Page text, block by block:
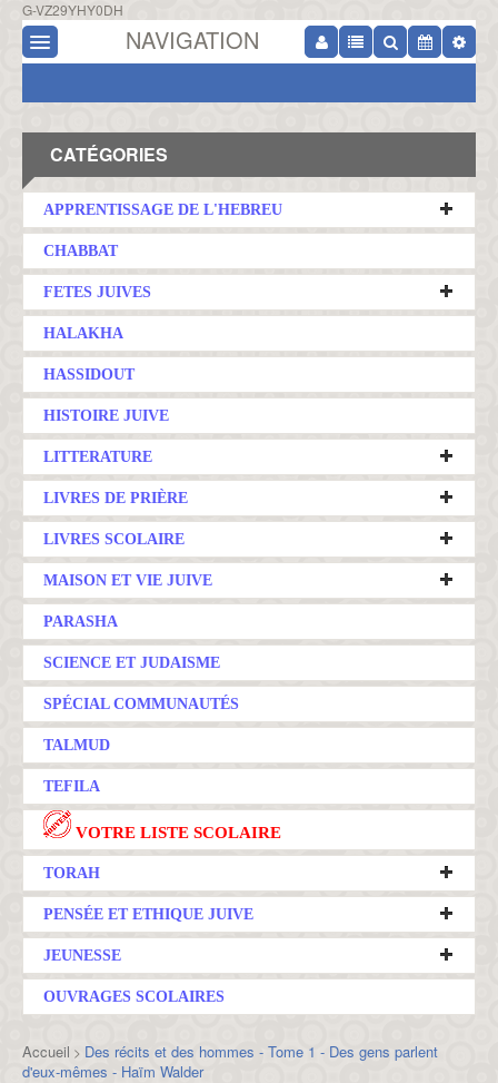
G-VZ29YHY0DH
NAVIGATION
CATÉGORIES
APPRENTISSAGE DE L'HEBREU
CHABBAT
FETES JUIVES
HALAKHA
HASSIDOUT
HISTOIRE JUIVE
LITTERATURE
LIVRES DE PRIÈRE
LIVRES SCOLAIRE
MAISON ET VIE JUIVE
PARASHA
SCIENCE ET JUDAISME
SPÉCIAL COMMUNAUTÉS
TALMUD
TEFILA
VOTRE LISTE SCOLAIRE
TORAH
PENSÉE ET ETHIQUE JUIVE
JEUNESSE
OUVRAGES SCOLAIRES
Accueil > Des récits et des hommes - Tome 1 - Des gens parlent
d'eux-mêmes - Haïm Walder